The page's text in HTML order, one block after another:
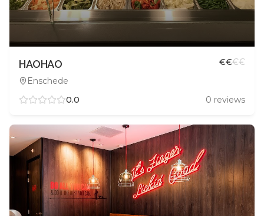
HAOHAO
Enschede
€€€€
0.0 0 reviews